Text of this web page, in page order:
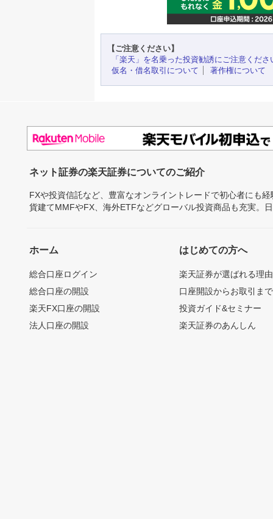
【ご注意ください】
「楽天」を名乗った投資勧誘にご注意くださ
仮名・借名取引について
著作権について
ネット証券の楽天証券についてのご紹介
FXや投資信託など、豊富なオンライントレードで初心者にも
貨建てMMFやFX、海外ETFなどグローバル投資商品も充実。
ホーム
総合口座ログイン
総合口座の開設
楽天FX口座の開設
法人口座の開設
はじめての方へ
楽天証券が選ばれる理由
口座開設からお取引ま
投資ガイド&セミナー
楽天証券のあんしん